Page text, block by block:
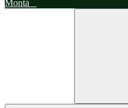
Montà